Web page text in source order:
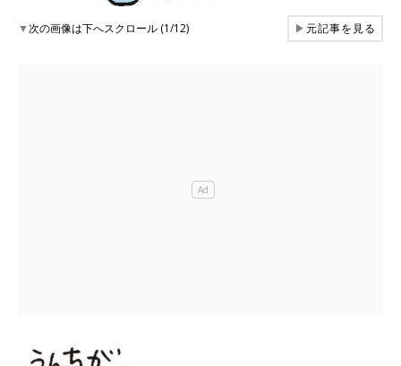
▼次の画像は下へスクロール (1/12) ▶元記事を見る